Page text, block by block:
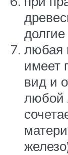
любая
имеет
вид и
любой